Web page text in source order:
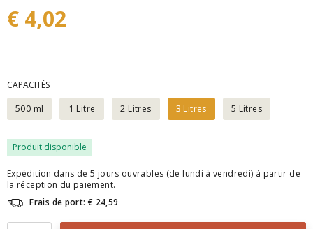
€ 4,02
CAPACITÉS
500 ml
1 Litre 2 Litres 3 Litres 5 Litres
Produit disponible
Expédition dans de 5 jours ouvrables (de lundi à vendredi) á partir de
la réception du paiement.
Frais de port: € 24,59